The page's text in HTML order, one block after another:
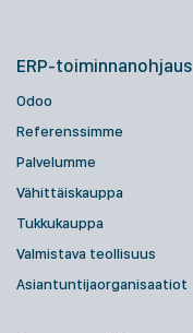
ERP-toiminnanohjaus
Odoo
Referenssimme
Palvelumme
Vähittäiskauppa
Tukkukauppa
Valmistava teollisuus
Asiantuntijaorganisaatiot